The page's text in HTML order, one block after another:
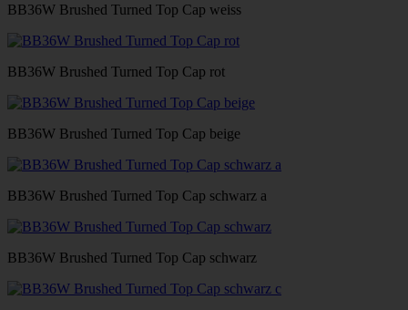
BB36W Brushed Turned Top Cap weiss
BB36W Brushed Turned Top Cap rot
BB36W Brushed Turned Top Cap beige
BB36W Brushed Turned Top Cap schwarz a
BB36W Brushed Turned Top Cap schwarz